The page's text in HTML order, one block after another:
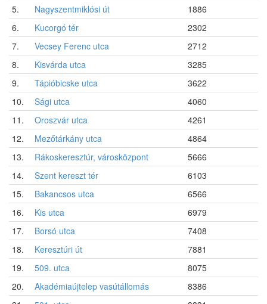
5.
Nagyszentmiklósi út
1886
6.
Kucorgó tér
2302
7.
Vecsey Ferenc utca
2712
8.
Kisvárda utca
3285
9.
Tápióbicske utca
3622
10.
Sági utca
4060
11.
Oroszvár utca
4261
12.
Mezőtárkány utca
4864
13.
Rákoskeresztúr, városközpont
5666
14.
Szent kereszt tér
6103
15.
Bakancsos utca
6566
16.
Kis utca
6979
17.
Borsó utca
7408
18.
Keresztúri út
7881
19.
509. utca
8075
20.
Akadémiaújtelep vasútállomás
8386